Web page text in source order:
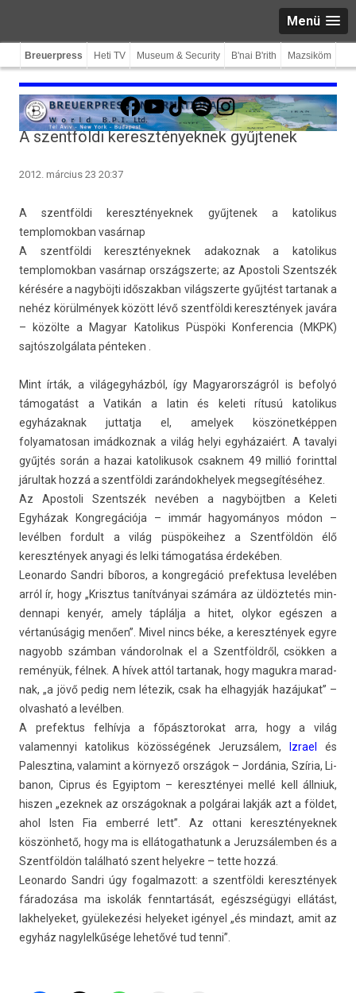
Menü
Breuerpress Heti TV Museum & Security B'nai B'rith Mazsiköm
Facebook
YouTube
TikTokSpotifyInstagram
A szentföldi keresztényeknek gyűjtenek
2012. március 23 20:37
A szentföl­di keresztények­nek gyűj­tenek a katolikus
templomok­ban vasárnap
A szentföl­di keresztények­nek adakoz­nak a katolikus
templomok­ban vasárnap országszer­te; az Apos­toli Szentszék
kérésére a nagyböjti idős­zakban világszer­te gyűjtést tar­tanak a
nehéz körülmények között lévő szentföl­di keresztények javára
– közölte a Magyar Katolikus Püspöki Kon­feren­cia (MKPK)
sajtószolgálata pén­tek­en .
Mint írták, a világegyházból, így Magyarország­ról is be­fo­lyó
támogatást a Vatikán a latin és keleti rítusú katolikus
egyházak­nak jut­tatja el, amelyek köszönetképpen
folyamatosan im­ád­koznak a világ helyi egyházaiért. A tavalyi
gyűjtés során a hazai katolikusok csak­nem 49 millió forintt­al
járul­tak hozzá a szentföl­di zarán­dokhelyek meg­segítéséhez.
Az Apos­toli Szentszék nevében a nagyböjtben a Keleti
Egyházak Kongregációja – immár hagyományos módon –
levélben for­dult a világ püs­pökeihez a Szentföl­dön élő
keresztények an­yagi és lelki támogatása érdekében.
Leonar­do Sandri bíboros, a kongregáció pre­fek­tusa levelében
arról ír, hogy „Krisztus tanítványai számára az üldöztetés min­
dennapi kenyér, amely táplálja a hitet, olykor egészen a
vértanúságig menően”. Mivel nincs béke, a keresztények egyre
nagyobb számban ván­dorol­nak el a Szentföldről, csökken a
reményük, félnek. A hívek attól tar­tanak, hogy maguk­ra marad­
nak, „a jövő pedig nem létezik, csak ha el­hagyják hazájukat” –
ol­vasható a levélben.
A pre­fek­tus felhívja a főpásztorokat arra, hogy a világ
valamen­nyi katolikus közösségének Jeruz­sálem,
Iz­rael
és
Palesztina, valamint a környező országok – Jordánia, Szíria, Li­
banon, Cip­rus és Egyip­tom – keresztényei mellé kell állniuk,
hisz­en „ezek­nek az országok­nak a polgárai lakják azt a földet,
ahol Isten Fia em­berré lett”. Az ot­tani keresztények­nek
köszönhető, hogy ma is el­látogat­hatunk a Jeruz­sálemb­en és a
Szentföl­dön található szent helyek­re – tette hozzá.
Leonar­do Sandri úgy fogal­mazott: a szentföl­di keresztények
fáradozása ma iskolák fenntar­tását, egészségügyi ellátást,
lak­helyeket, gyülekezési helyeket igényel „és min­dazt, amit az
egyház nagylel­kűsége lehetővé tud tenni”.